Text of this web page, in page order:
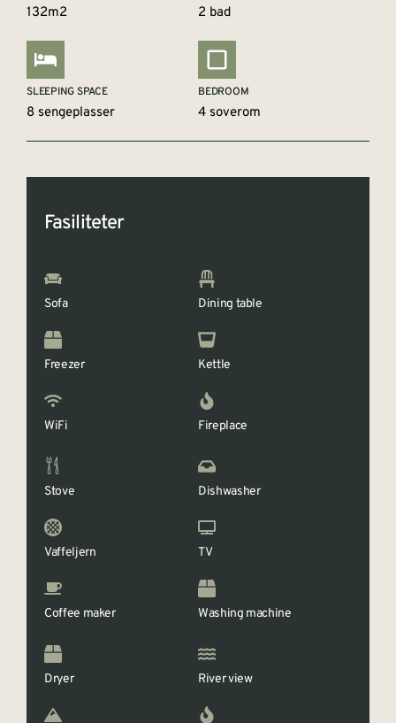
132m2 2 bad
SLEEPING SPACE
8 sengeplasser
BEDROOM
4 soverom
Fasiliteter
Sofa Dining table
Freezer Kettle
WiFi Fireplace
Stove Dishwasher
Vaffeljern TV
Coffee maker Washing machine
Dryer River view